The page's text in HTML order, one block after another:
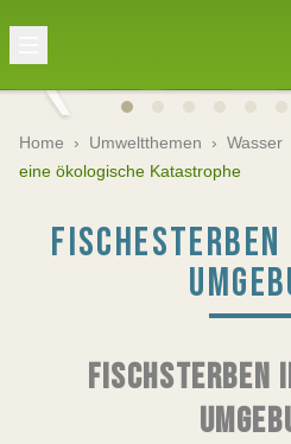
Home › Umweltthemen › Wasser
eine ökologische Katastrophe
FISCHSTERBEN